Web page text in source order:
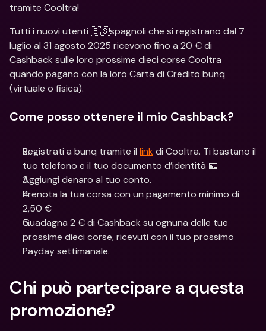
tramite Cooltra!
Tutti i nuovi utenti 🇪🇸spagnoli che si registrano dal 7
luglio al 31 agosto 2025 ricevono fino a 20 € di
Cashback sulle loro prossime dieci corse Cooltra
quando pagano con la loro Carta di Credito bunq
(virtuale o fisica).
Come posso ottenere il mio Cashback?
Registrati a bunq tramite il link di Cooltra. Ti bastano il
tuo telefono e il tuo documento d’identità 🪪
Aggiungi denaro al tuo conto.
Prenota la tua corsa con un pagamento minimo di
2,50 €
Guadagna 2 € di Cashback su ognuna delle tue
prossime dieci corse, ricevuti con il tuo prossimo
Payday settimanale.
Chi può partecipare a questa
promozione?